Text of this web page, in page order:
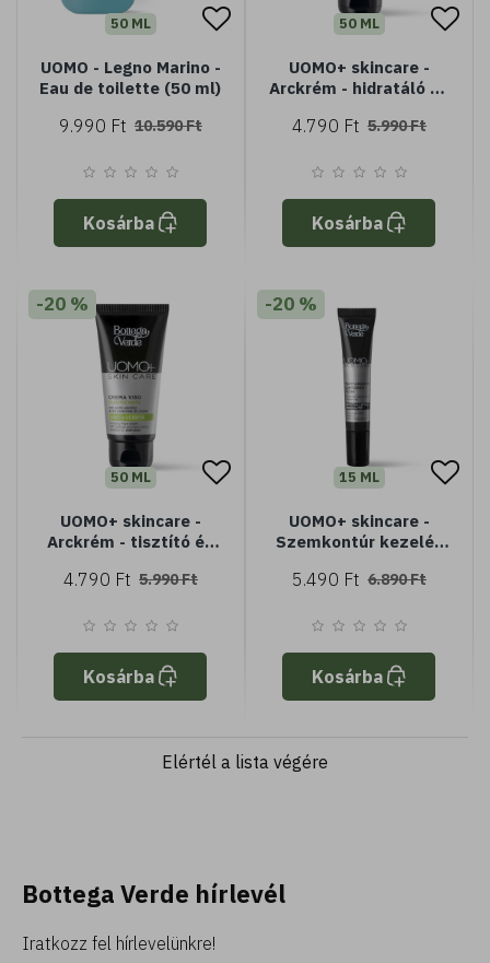
50 ML
UOMO - Legno Marino -
Eau de toilette (50 ml)
9.990 Ft 10.590 Ft
Kosárba
50 ML
UOMO+ skincare -
Arckrém - hidratáló és
hialuronsavval és
4.790 Ft 5.990 Ft
Kosárba
-20 %
50 ML
UOMO+ skincare -
Arckrém - tisztító és
szalicilsavval és
ml)
4.790 Ft 5.990 Ft
Kosárba
-20 %
15 ML
UOMO+ skincare -
Szemkontúr kezelés
lifting hatás* -
ceramidokkal (15 ml)
5.490 Ft 6.890 Ft
Kosárba
Elértél a lista végére
Bottega Verde hírlevél
Iratkozz fel hírlevelünkre!